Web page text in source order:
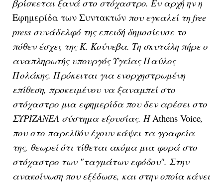
βρίσκεται ξανά στο στόχαστρο. Eν αρχή ην η
Εφημερίδα των Συντακτών που εγκαλεί τη free
press συνάδελφό της επειδή δημοσίευσε το
πόθεν έσχες της Κ. Κούνεβα. Τη σκυτάλη πήρε ο
αναπληρωτής υπουργός Υγείας Παύλος
Πολάκης. Πρόκειται για ενορχηστρωμένη
επίθεση, προκειμένου να ξαναμπεί στο
στόχαστρο μια εφημερίδα που δεν αρέσει στο
ΣΥΡΙΖΑΝΕΛ σύστημα εξουσίας. HAthens Voice,
που στο παρελθόν έχουν κάψει τα γραφεία
της, θεωρεί ότι τίθεται ακόμα μια φορά στο
στόχαστρο των "ταγμάτων εφόδου". Στην
ανακοίνωση που εξέδωσε, και στην οποία κάνει